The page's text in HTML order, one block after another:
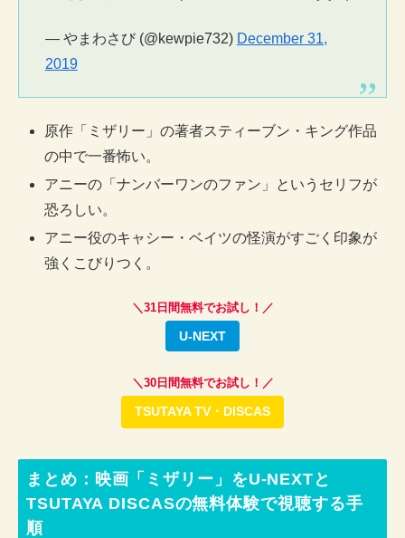
— やまわさび (@kewpie732) December 31,
2019
原作「ミザリー」の著者スティーブン・キング作品
の中で一番怖い。
アニーの「ナンバーワンのファン」というセリフが
恐ろしい。
アニー役のキャシー・ベイツの怪演がすごく印象が
強くこびりつく。
＼31日間無料でお試し！／
U-NEXT
＼30日間無料でお試し！／
TSUTAYA TV・DISCAS
まとめ：映画「ミザリー」をU-NEXTと
TSUTAYA DISCASの無料体験で視聴する手
順